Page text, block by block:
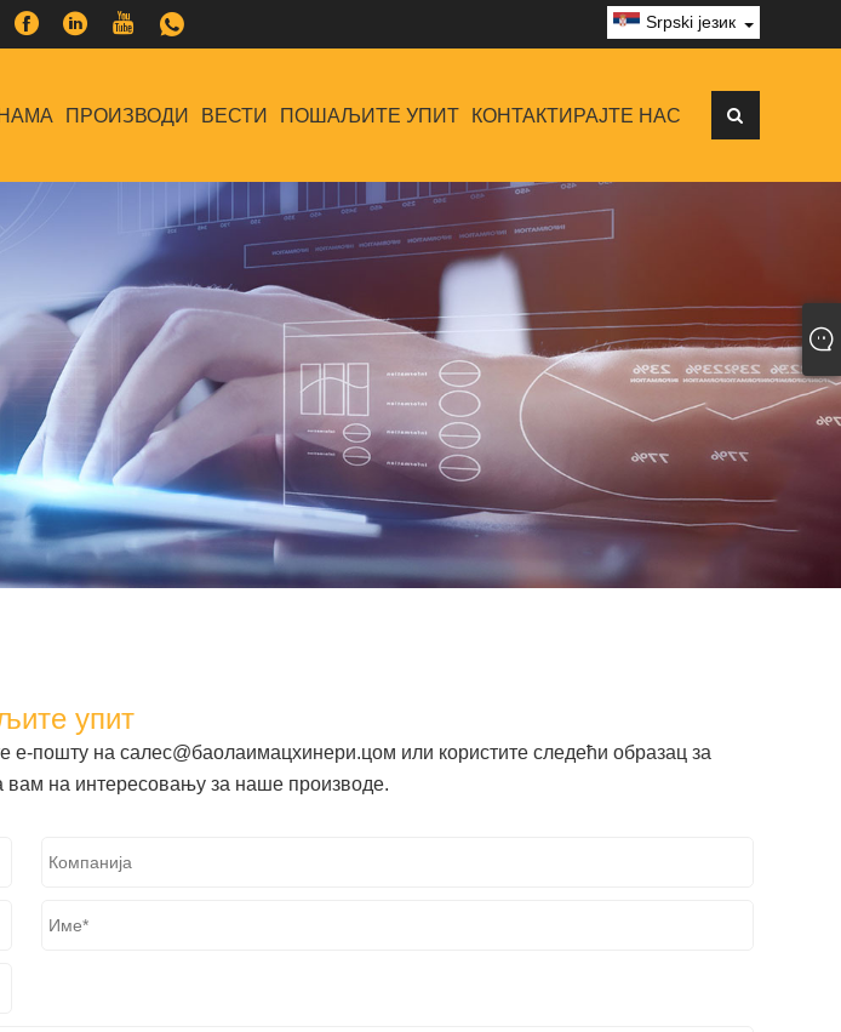
Srpski језик
ПРОИЗВОДИ ВЕСТИ ПОШАЉИТЕ УПИТ КОНТАКТИРАЈТЕ НАС
упит
пошту на салес@баолаимацхинери.цом или користите следећи образац за
вам на интересовању за наше производе.